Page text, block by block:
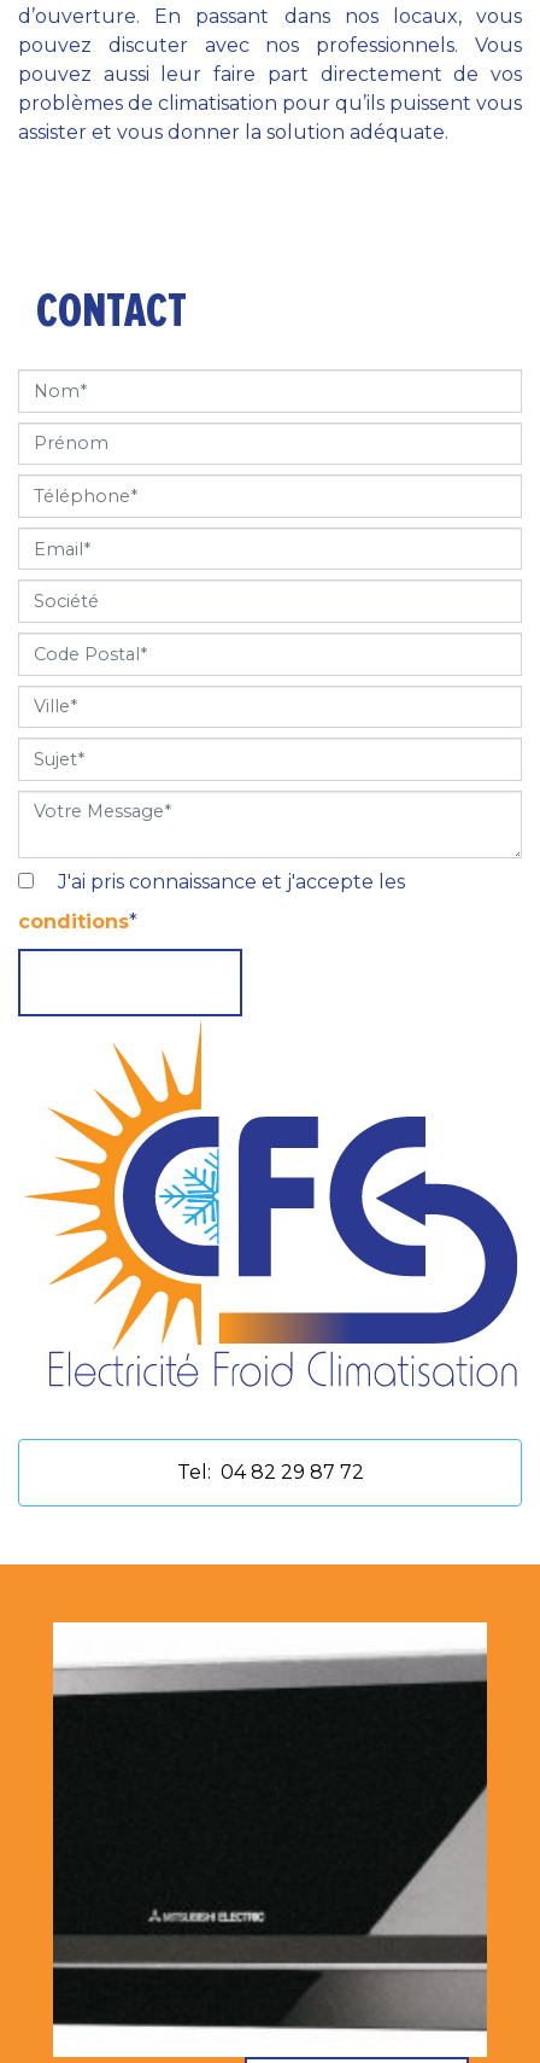
d’ouverture. En passant dans nos locaux, vous
pouvez discuter avec nos professionnels. Vous
pouvez aussi leur faire part directement de vos
problèmes de climatisation pour qu’ils puissent vous
assister et vous donner la solution adéquate.
CONTACT
J'ai pris connaissance et j'accepte les
conditions*
Tel: 04 82 29 87 72